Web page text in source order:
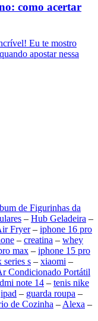
como acertar
Eu te mostro
apostar nessa
de Figurinhas da
– Hub Geladeira –
Fryer– iphone 16 pro
– creatina – whey
max – iphone 15 pro
series s – xiaomi –
Condicionado Portátil
note 14 – tenis nike
ipad – guarda roupa –
de Cozinha –Alexa –